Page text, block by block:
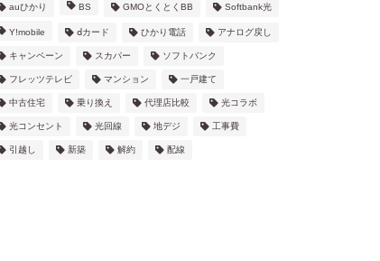
auひかり BS GMOとくとくBB Softbank光
Y!mobile ⅾカード ひかり電話 アナログ戻し
キャンペーン スカパー ソフトバンク
フレッツテレビ マンション 一戸建て
中古住宅 乗り換え 代理店比較 光コラボ
光コンセント 光回線 地デジ 工事費
引越し 新築 解約 配線